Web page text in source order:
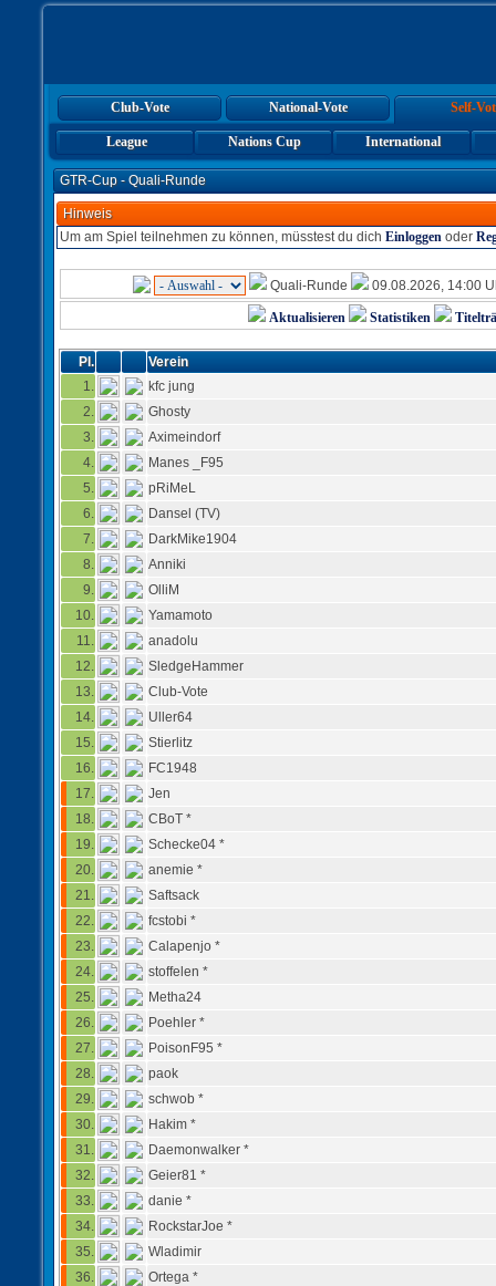
Club-Vote National-Vote Self-
League Nations Cup International
GTR-Cup - Quali-Runde
Hinweis
Um am Spiel teilnehmen zu können, müsstest du dich Einloggen oder
Quali-Runde 09.08.2026, 14:00
Aktualisieren Statistiken
Pl.
Verein
1.
kfc jung
2.
Ghosty
3.
Aximeindorf
4.
Manes _F95
5.
pRiMeL
6.
Dansel (TV)
7.
DarkMike1904
8.
Anniki
9.
OlliM
10.
Yamamoto
11.
anadolu
12.
SledgeHammer
13.
Club-Vote
14.
Uller64
15.
Stierlitz
16.
FC1948
17.
Jen
18.
CBoT *
19.
Schecke04 *
20.
anemie *
21.
Saftsack
22.
fcstobi *
23.
Calapenjo *
24.
stoffelen *
25.
Metha24
26.
Poehler *
27.
PoisonF95 *
28.
paok
29.
schwob *
30.
Hakim *
31.
Daemonwalker *
32.
Geier81 *
33.
danie *
34.
RockstarJoe *
35.
Wladimir
36.
Ortega *